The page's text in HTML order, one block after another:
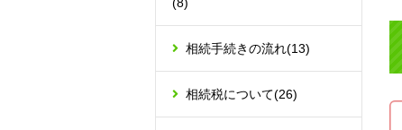
(8)
相続手続きの流れ(13)
相続税について(26)